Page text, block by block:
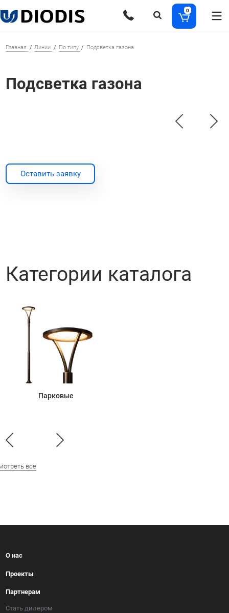
0
Главная Линии По типу Подсветка газона
Подсветка газона
Оставить заявку
Категории каталога
Парковые
все
О нас
Проекты
Партнерам
Стать дилером